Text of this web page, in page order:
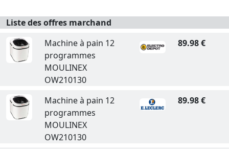
Liste des offres marchand
Machine à pain 12
programmes
MOULINEX
OW210130
89.98 €
Machine à pain 12
programmes
MOULINEX
OW210130
89.98 €